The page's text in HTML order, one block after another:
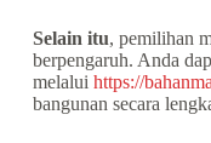
Selain itu, pemilihan
berpengaruh. Anda
melalui https://
bangunan secara